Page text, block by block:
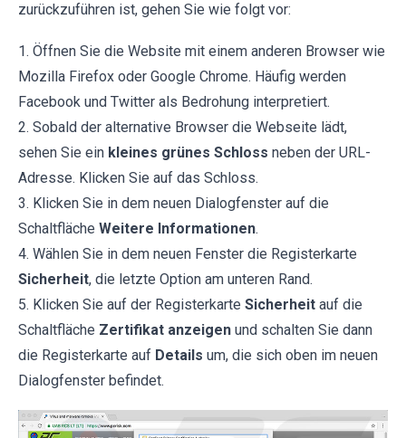
zurückzuführen ist, gehen Sie wie folgt vor:
1. Öffnen Sie die Website mit einem anderen Browser wie
Mozilla Firefox oder Google Chrome. Häufig werden
Facebook und Twitter als Bedrohung interpretiert.
2. Sobald der alternative Browser die Webseite lädt,
sehen Sie ein kleines grünes Schloss neben der URL-
Adresse. Klicken Sie auf das Schloss.
3. Klicken Sie in dem neuen Dialogfenster auf die
Schaltfläche Weitere Informationen.
4. Wählen Sie in dem neuen Fenster die Registerkarte
Sicherheit, die letzte Option am unteren Rand.
5. Klicken Sie auf der Registerkarte Sicherheit auf die
Schaltfläche Zertifikat anzeigen und schalten Sie dann
die Registerkarte auf Details um, die sich oben im neuen
Dialogfenster befindet.